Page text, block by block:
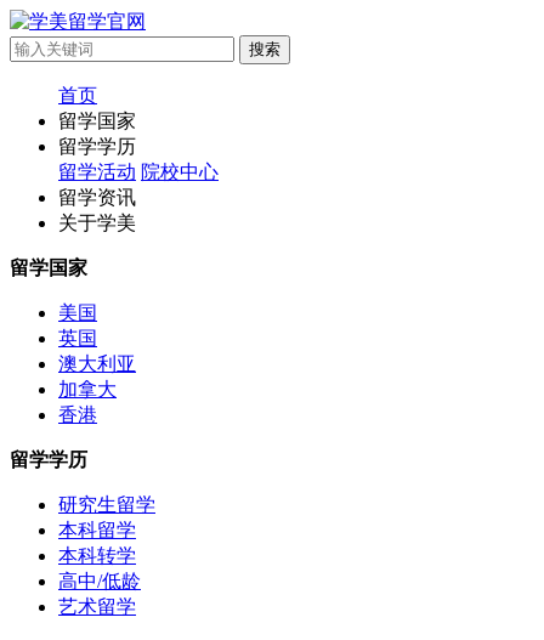
首页
留学国家
留学学历
留学活动 院校中心
留学资讯
关于学美
留学国家
美国
英国
澳大利亚
加拿大
香港
留学学历
研究生留学
本科留学
本科转学
高中/低龄
艺术留学